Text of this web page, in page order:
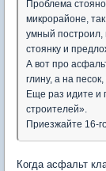
Проблема
микрорайоне,
умный построил,
стоянку и
А вот про
глину, а на
Еще раз идите и
строителей».
Приезжайте 16-
Когда асфальт